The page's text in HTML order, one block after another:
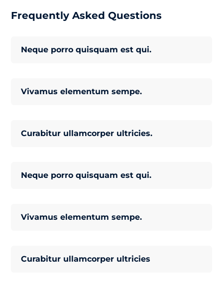
Frequently Asked Questions
Neque porro quisquam est qui.
Vivamus elementum sempe.
Curabitur ullamcorper ultricies.
Neque porro quisquam est qui.
Vivamus elementum sempe.
Curabitur ullamcorper ultricies